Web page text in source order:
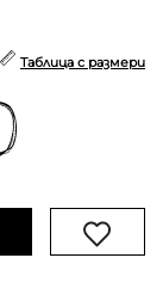
Таблица с размери